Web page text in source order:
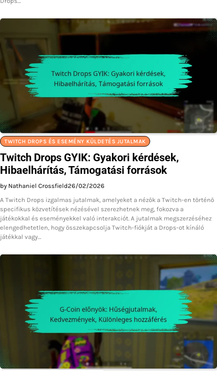
TWITCH DROPS ÉS ESEMÉNY KÜLDETÉS JUTALMAK
Twitch Drops GYIK: Gyakori kérdések,
Hibaelhárítás, Támogatási források
by Nathaniel Crossfield26/02/2026
A Twitch Drops izgalmas jutalmak, amelyeket a nézők a Twitch-en történő
specifikus közvetítések nézésével szerezhetnek meg, fokozva a
játékokkal és eseményekkel való interakciót. A jutalmak megszerzéséhez
elengedhetetlen, hogy összekapcsolja Twitch-fiókját a Drops-ot kínáló
játékkal vagy…